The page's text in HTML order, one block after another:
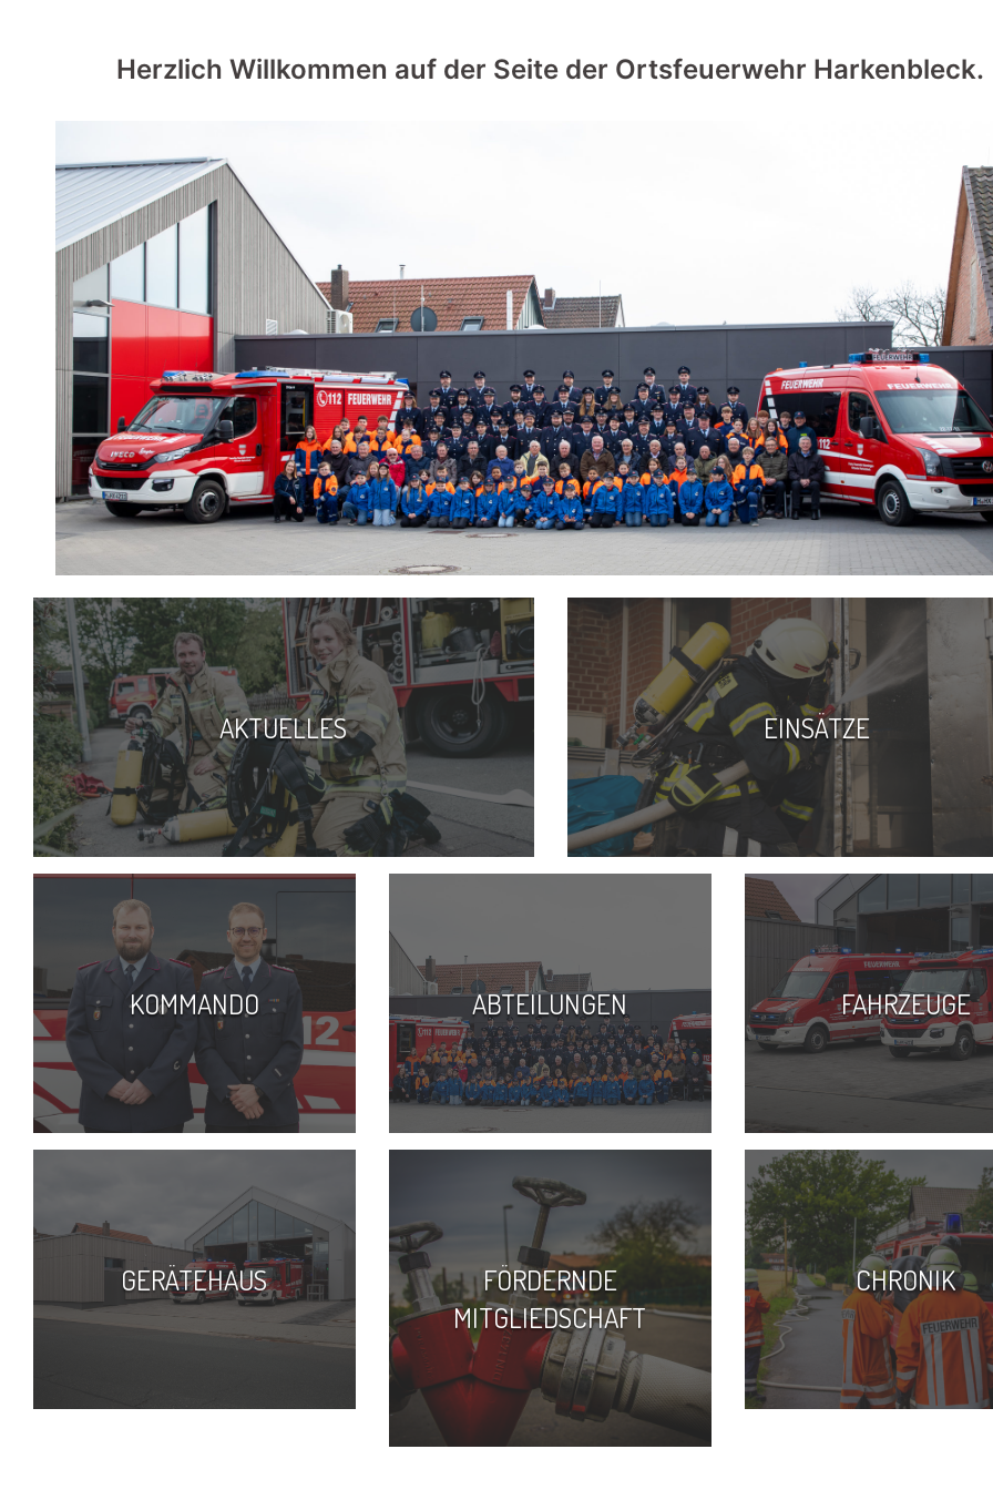
Herzlich Willkommen auf der Seite der Ortsfeuerwehr Harkenbleck.
AKTUELLES EINSÄTZE
KOMMANDO ABTEILUNGEN FAHRZEUGE
GERÄTEHAUS
FÖRDERNDE
MITGLIEDSCHAFT
CHRONIK